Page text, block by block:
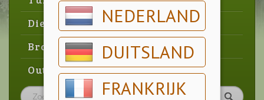
NEDERLAND
DUITSLAND
FRANKRIJK
Dier
Brood & gebak
Outlet